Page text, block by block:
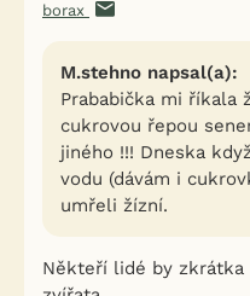
borax
M.stehno napsal(a):
Prababička mi říkala
cukrovou řepou
jiného !!! Dneska
vodu (dávám i
umřeli žízní.
Někteří lidé by zkrátka